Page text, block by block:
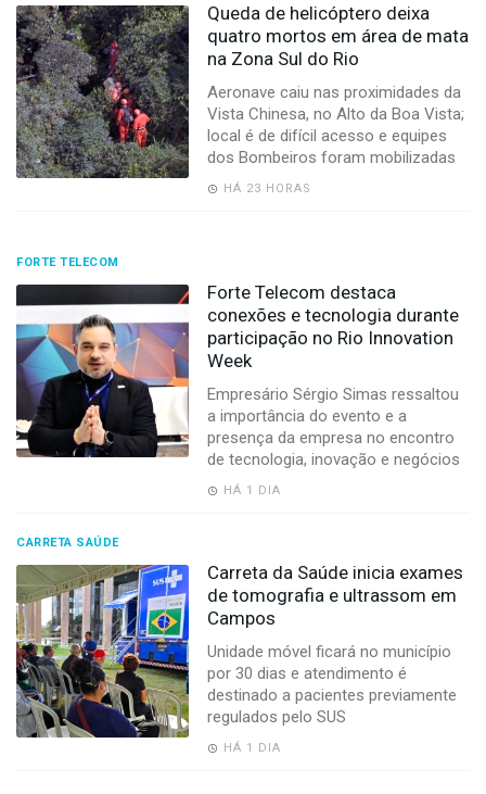
Queda de helicóptero deixa
quatro mortos em área de mata
na Zona Sul do Rio
Aeronave caiu nas proximidades da
Vista Chinesa, no Alto da Boa Vista;
local é de difícil acesso e equipes
dos Bombeiros foram mobilizadas
HÁ 23 HORAS
FORTE TELECOM
Forte Telecom destaca
conexões e tecnologia durante
participação no Rio Innovation
Week
Empresário Sérgio Simas ressaltou
a importância do evento e a
presença da empresa no encontro
de tecnologia, inovação e negócios
HÁ 1 DIA
CARRETA SAÚDE
Carreta da Saúde inicia exames
de tomografia e ultrassom em
Campos
Unidade móvel ficará no município
por 30 dias e atendimento é
destinado a pacientes previamente
regulados pelo SUS
HÁ 1 DIA